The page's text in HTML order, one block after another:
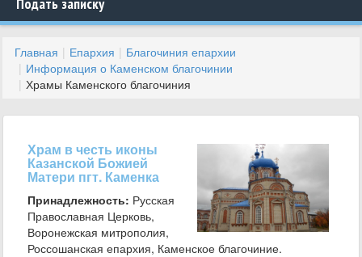
Главная Епархия
Благочиния епархии
Информация о Каменском благочинии
Храмы Каменского благочиния
Храм в честь иконы
Казанской Божией
Матери пгт. Каменка
Принадлежность: Русская
Православная Церковь,
Воронежская митрополия,
Россошанская епархия, Каменское благочиние.